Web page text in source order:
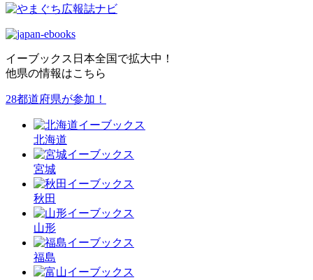
イーブックス日本全国で拡大中！
他県の情報はこちら
28都道府県が参加！
北海道
宮城
秋田
山形
福島